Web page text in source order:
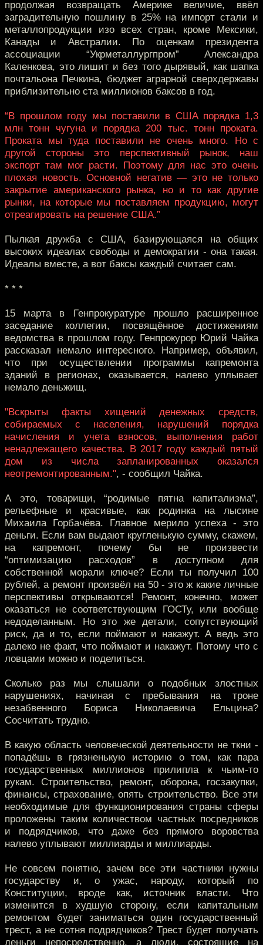
продолжая возвращать Америке величие, ввёл
заградительную пошлину в 25% на импорт стали и
металлопродукции изо всех стран, кроме Мексики,
Канады и Австралии. По оценкам президента
ассоциации “Укрметаллургпром” Александра
Каленкова, это лишит и без того дырявый, как шапка
почтальона Печкина, бюджет аграрной сверхдержавы
приблизительно ста миллионов баксов в год.
“В прошлом году мы поставили в США порядка 1,3
млн тонн чугуна и порядка 200 тыс. тонн проката.
Проката мы туда поставили не очень много. Но с
другой стороны это перспективный рынок, наш
экспорт там мог расти. Поэтому для нас это очень
плохая новость. Основной негатив — это не только
закрытие американского рынка, но и то как другие
рынки, на которые мы поставляем продукцию, могут
отреагировать на решение США.”
Пылкая дружба с США, базирующаяся на общих
высоких идеалах свободы и демократии - она такая.
Идеалы вместе, а вот баксы каждый считает сам.
* * *
15 марта в Генпрокуратуре прошло расширенное
заседание коллегии, посвящённое достижениям
ведомства в прошлом году. Генпрокурор Юрий Чайка
рассказал немало интересного. Например, объявил,
что при осуществлении программы капремонта
зданий в регионах, оказывается, налево уплывает
немало деньжищ.
"Вскрыты факты хищений денежных средств,
собираемых с населения, нарушений порядка
начисления и учета взносов, выполнения работ
ненадлежащего качества. В 2017 году каждый пятый
дом из числа запланированных оказался
неотремонтированным.", - сообщил Чайка.
А это, товарищи, “родимые пятна капитализма”,
рельефные и красивые, как родинка на лысине
Михаила Горбачёва. Главное мерило успеха - это
деньги. Если вам выдают кругленькую сумму, скажем,
на капремонт, почему бы не произвести
“оптимизацию расходов” в доступном для
собственной морали ключе? Если ты получил 100
рублей, а ремонт произвёл на 50 - это ж какие личные
перспективы открываются! Ремонт, конечно, может
оказаться не соответствующим ГОСТу, или вообще
недоделанным. Но это же детали, сопутствующий
риск, да и то, если поймают и накажут. А ведь это
далеко не факт, что поймают и накажут. Потому что с
ловцами можно и поделиться.
Сколько раз мы слышали о подобных злостных
нарушениях, начиная с пребывания на троне
незабвенного Бориса Николаевича Ельцина?
Сосчитать трудно.
В какую область человеческой деятельности не ткни -
попадёшь в грязненькую историю о том, как пара
государственных миллионов прилипла к чьим-то
рукам. Строительство, ремонт, оборона, госзакупки,
финансы, страхование, опять строительство. Все эти
необходимые для функционирования страны сферы
проложены таким количеством частных посредников
и подрядчиков, что даже без прямого воровства
налево уплывают миллиарды и миллиарды.
Не совсем понятно, зачем все эти частники нужны
государству и, о ужас, народу, который по
Конституции, вроде как, источник власти. Что
изменится в худшую сторону, если капитальным
ремонтом будет заниматься один государственный
трест, а не сотня подрядчиков? Трест будет получать
деньги непосредственно, а люди, состоящие на